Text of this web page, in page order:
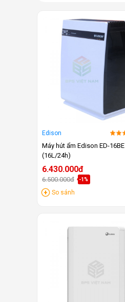
Edison
Máy hút ẩm Edison ED-16BE
(16L/24h)
6.430.000đ
6.500.000đ -1%
So sánh